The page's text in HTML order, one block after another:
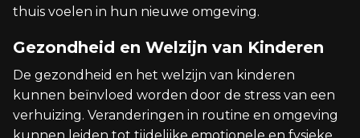
thuis voelen in hun nieuwe omgeving.
Gezondheid en Welzijn van Kinderen
De gezondheid en het welzijn van kinderen
kunnen beïnvloed worden door de stress van een
verhuizing. Veranderingen in routine en omgeving